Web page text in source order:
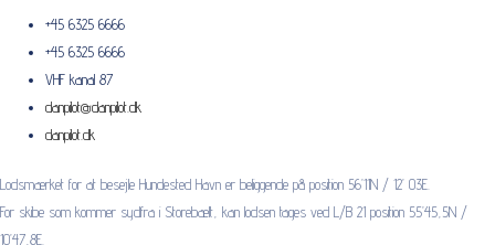
+45 6325 6666
+45 6325 6666
VHF kanal 87
danpilot@danpilot.dk
danpilot.dk
Lodsmærket for at besejle Hundested Havn er beliggende på position 56’11N / 12’ 03E.
For skibe som kommer sydfra i Storebælt, kan lodsen tages ved L/B 21 position 55’45,5N /
10’47,8E.